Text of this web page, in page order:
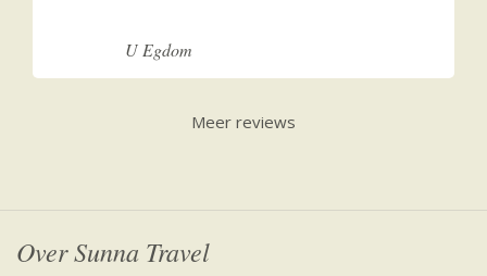
U Egdom
Meer reviews
Over Sunna Travel